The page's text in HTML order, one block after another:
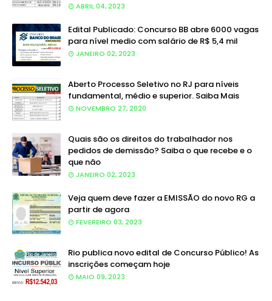
ABRIL 04, 2023
Edital Publicado: Concurso BB abre 6000 vagas
para nível medio com salário de R$ 5,4 mil
JANEIRO 02, 2023
Aberto Processo Seletivo no RJ para níveis
fundamental, médio e superior. Saiba Mais
NOVEMBRO 27, 2020
Quais são os direitos do trabalhador nos
pedidos de demissão? Saiba o que recebe e o
que não
JANEIRO 02, 2023
Veja quem deve fazer a EMISSÃO do novo RG a
partir de agora
FEVEREIRO 03, 2023
Rio publica novo edital de Concurso Público! As
inscrições começam hoje
MAIO 09, 2023